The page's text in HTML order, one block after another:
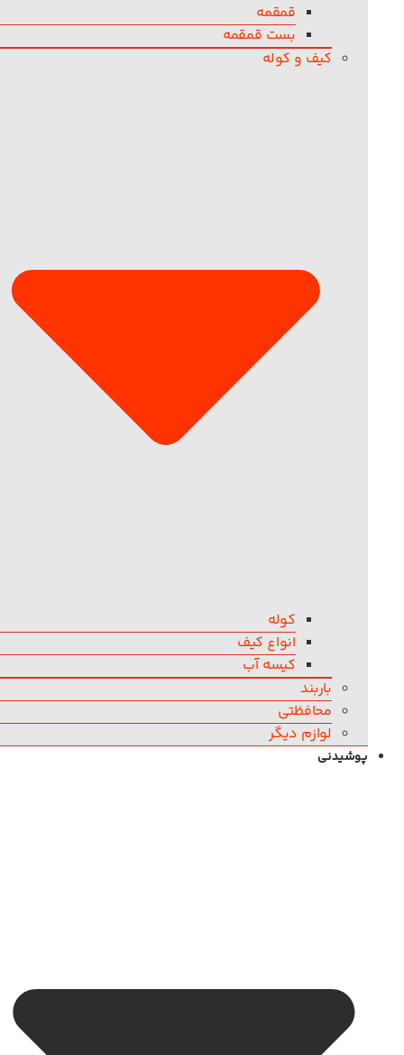
قمقمه
بست قمقمه
کیف و کوله
کوله
انواع کیف
کیسه آب
باربند
محافظتی
لوازم دیگر
پوشیدنی